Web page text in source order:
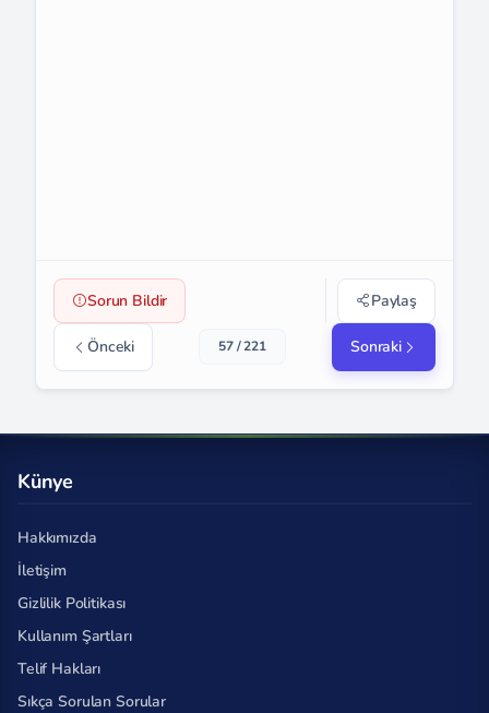
Sorun Bildir Paylaş
Önceki 57 / 221 Sonraki
Künye
Hakkımızda
İletişim
Gizlilik Politikası
Kullanım Şartları
Telif Hakları
Sıkça Sorulan Sorular